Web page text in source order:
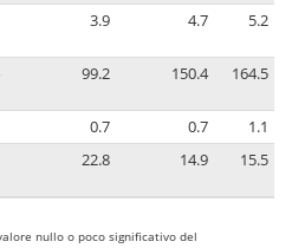
3.9 4.7 5.2
99.2 150.4 164.5
0.7 0.7
1.1
22.8 14.9 15.5
nullo o poco significativo del